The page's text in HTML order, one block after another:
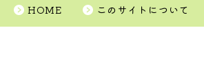
HOME このサイトについて